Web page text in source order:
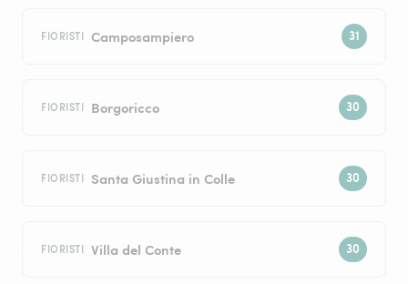
FIORISTI Camposampiero
FIORISTI Borgoricco
FIORISTI Santa Giustina in Colle
FIORISTI Villa del Conte